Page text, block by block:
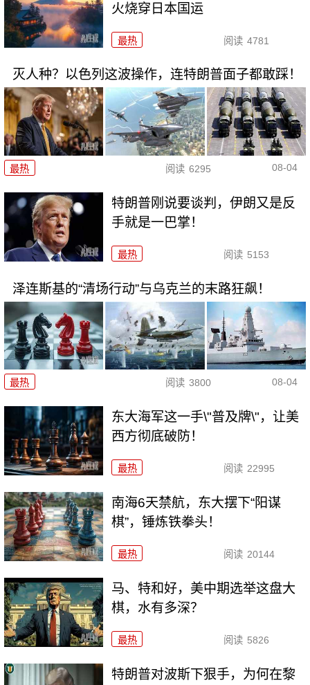
火烧穿日本国运
最热 阅读 4781
灭人种？以色列这波操作，连特朗普面子都敢踩！
最热 阅读 6295 08-04
特朗普刚说要谈判，伊朗又是反
手就是一巴掌！
最热 阅读 5153
泽连斯基的“清场行动”与乌克兰的末路狂飙！
最热 阅读 3800 08-04
东大海军这一手\"普及牌\"，让美
西方彻底破防！
最热 阅读 22995
南海6天禁航，东大摆下“阳谋
棋”，锤炼铁拳头！
最热 阅读 20144
马、特和好，美中期选举这盘大
棋，水有多深？
最热 阅读 5826
特朗普对波斯下狠手，为何在黎